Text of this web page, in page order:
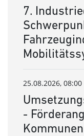
7.
25.08.2026,
-
Kommunen